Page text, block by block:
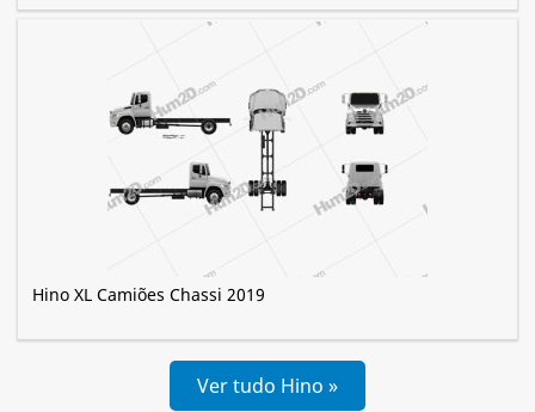
Hino XL Camiões Chassi 2019
Ver tudo Hino »